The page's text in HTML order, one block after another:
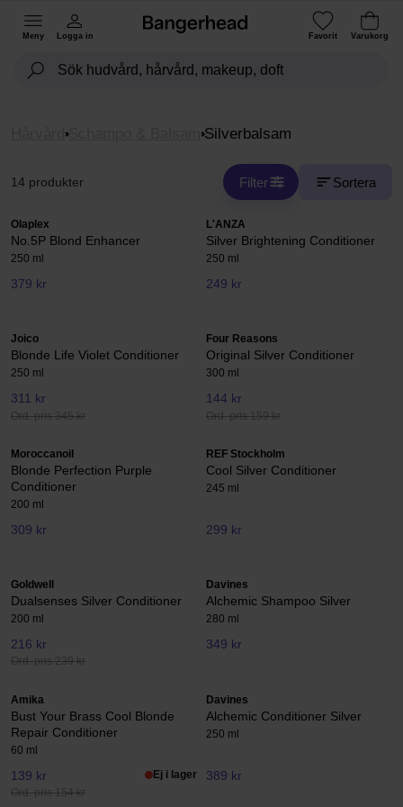
Meny Logga in Favorit Varukorg
Schampo & Balsam Silverbalsam
14 produkter Filter Sortera
Olaplex
No.5P Blond Enhancer
250 ml
379 kr
L'ANZA
Silver Brightening Conditioner
250 ml
249 kr
Joico
Blonde Life Violet Conditioner
250 ml
311 kr
Ord. pris 345 kr
Four Reasons
Original Silver Conditioner
300 ml
144 kr
Ord. pris 159 kr
Moroccanoil
Blonde Perfection Purple
Conditioner
200 ml
309 kr
REF Stockholm
Cool Silver Conditioner
245 ml
299 kr
Goldwell
Dualsenses Silver Conditioner
200 ml
216 kr
Ord. pris 239 kr
Davines
Alchemic Shampoo Silver
280 ml
349 kr
Amika
Bust Your Brass Cool Blonde
Repair Conditioner
60 ml
139 kr
Ord. pris 154 kr
Ej i lager
Davines
Alchemic Conditioner Silver
250 ml
389 kr